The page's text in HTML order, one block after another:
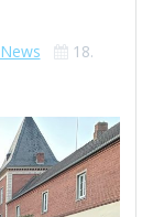
News
18.